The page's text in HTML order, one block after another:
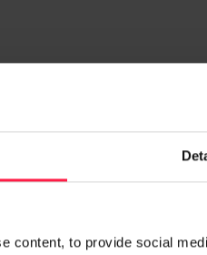
content, to provide social